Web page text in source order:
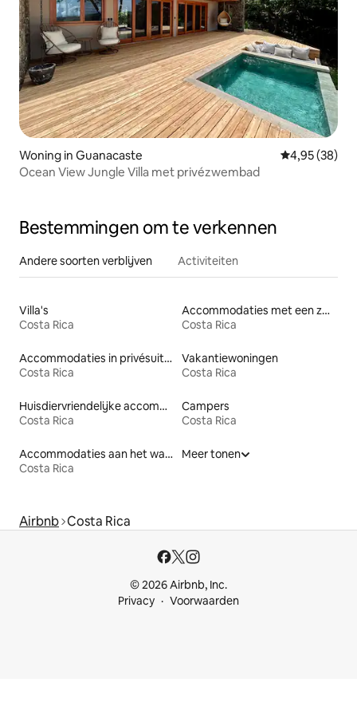
Woning in Guanacaste Gemiddelde
4,95 (38)
Ocean View Jungle Villa met privézwembad
Bestemmingen om te verkennen
Andere soorten verblijven Activiteiten
Villa's
Costa Rica
Accommodaties met een zwembad
Costa Rica
Accommodaties in privésuites
Costa Rica
Vakantiewoningen
Costa Rica
Huisdiervriendelijke accommodaties
Costa Rica
Campers
Costa Rica
Accommodaties aan het water
Costa Rica
Meer tonen
Airbnb Costa Rica
© 2026 Airbnb, Inc.
Privacy
Voorwaarden